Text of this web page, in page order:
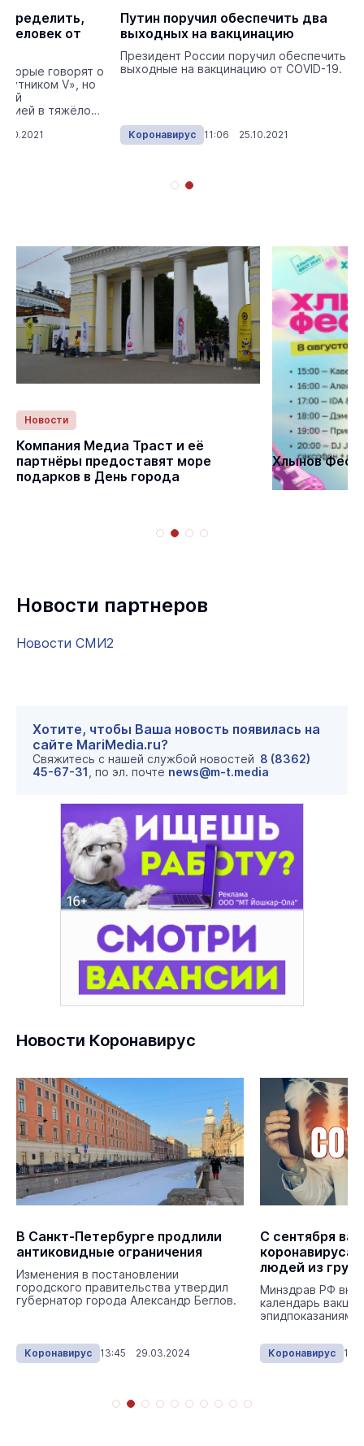
человек от
говорят о
V», но
в тяжёлой
Путин поручил обеспечить два
выходных на вакцинацию
Президент России поручил обеспечить
выходные на вакцинацию от COVID-19.
Коронавирус 11:06 25.10.2021
Новости
Компания Медиа Траст и её
партнёры предоставят море
подарков в День города
Статьи
Хлынов Фест
Новости партнеров
Новости СМИ2
Хотите, чтобы Ваша новость появилась на
сайте MariMedia.ru?
Свяжитесь с нашей службой новостей 8 (8362)
45-67-31 , по эл. почте news@m-t.media
Новости Коронавирус
В Санкт-Петербурге продлили
антиковидные ограничения
Изменения в постановлении
городского правительства утвердил
губернатор города Александр Беглов.
Коронавирус 13:45 29.03.2024
С сентября
коронавируса
людей из
Минздрав РФ
календарь
эпидпоказаниям.
Коронавирус